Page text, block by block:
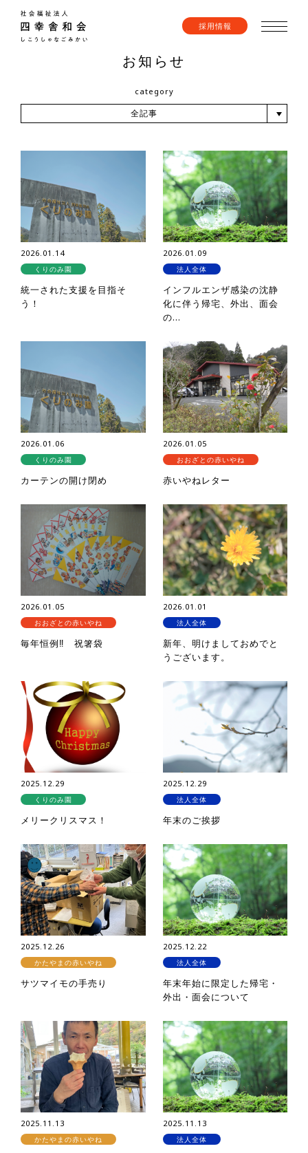
採用情報
お知らせ
category
全記事
2026.01.14
くりのみ園
統一された支援を目指そ
う！
2026.01.09
法人全体
インフルエンザ感染の沈静
化に伴う帰宅、外出、面会
の...
2026.01.06
くりのみ園
カーテンの開け閉め
2026.01.05
おおざとの赤いやね
赤いやねレター
2026.01.05
おおざとの赤いやね
毎年恒例‼ 祝箸袋
2026.01.01
法人全体
新年、明けましておめでと
うございます。
2025.12.29
くりのみ園
メリークリスマス！
2025.12.29
法人全体
年末のご挨拶
2025.12.26
かたやまの赤いやね
サツマイモの手売り
2025.12.22
法人全体
年末年始に限定した帰宅・
外出・面会について
2025.11.13
かたやまの赤いやね
2025.11.13
法人全体